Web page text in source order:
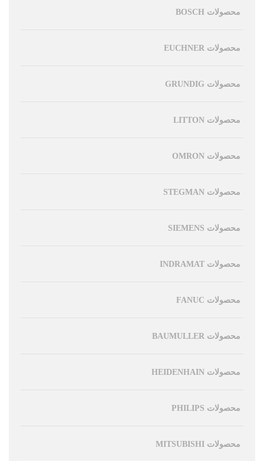
محصولات BOSCH
محصولات EUCHNER
محصولات GRUNDIG
محصولات LITTON
محصولات OMRON
محصولات STEGMAN
محصولات SIEMENS
محصولات INDRAMAT
محصولات FANUC
محصولات BAUMULLER
محصولات HEIDENHAIN
محصولات PHILIPS
محصولات MITSUBISHI